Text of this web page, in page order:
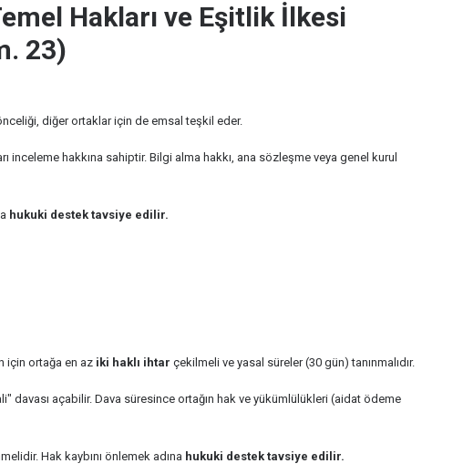
Hakları ve Eşitlik İlkesi
23)
diğer ortaklar için de emsal teşkil eder.
inceleme hakkına sahiptir. Bilgi alma hakkı, ana sözleşme veya genel kurul
hukuki destek tavsiye edilir.
için ortağa en az iki haklı ihtar çekilmeli ve yasal süreler (30 gün) tanınmalıdır.
davası açabilir. Dava süresince ortağın hak ve yükümlülükleri (aidat ödeme
Hak kaybını önlemek adına hukuki destek tavsiye edilir.